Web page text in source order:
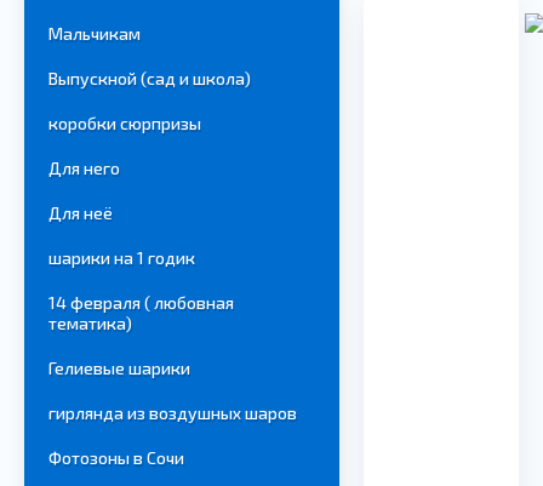
Мальчикам
Выпускной (сад и школа)
коробки сюрпризы
Для него
Для неё
шарики на 1 годик
14 февраля ( любовная
тематика)
Гелиевые шарики
гирлянда из воздушных шаров
Фотозоны в Сочи